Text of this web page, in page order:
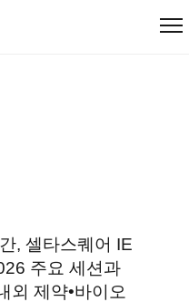
, 제약•바이오의
, 셀타스퀘어 IE
주요 세션과
외 제약•바이오